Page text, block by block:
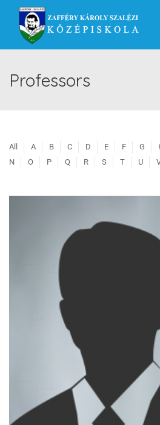
Professors
All A B C D E F G
N
O P Q R S T U